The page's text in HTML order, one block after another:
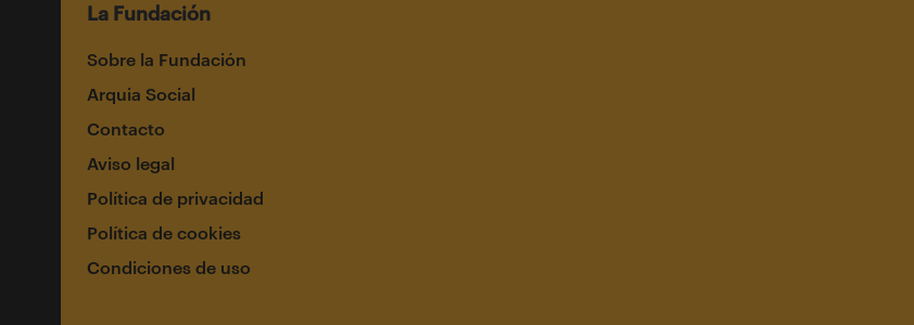
La Fundación
Sobre la Fundación
Arquia Social
Contacto
Aviso legal
Política de privacidad
Política de cookies
Condiciones de uso